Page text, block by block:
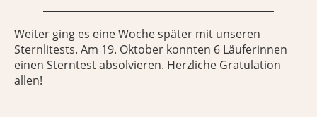
Weiter ging es eine Woche später mit unseren
Sternlitests. Am 19. Oktober konnten 6 Läuferinnen
einen Sterntest absolvieren. Herzliche Gratulation
allen!